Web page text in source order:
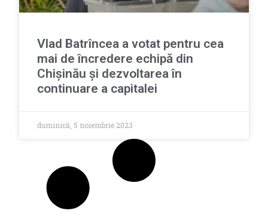
Vlad Batrîncea a votat pentru cea
mai de încredere echipă din
Chișinău și dezvoltarea în
continuare a capitalei
duminică, 5 noiembrie 2023